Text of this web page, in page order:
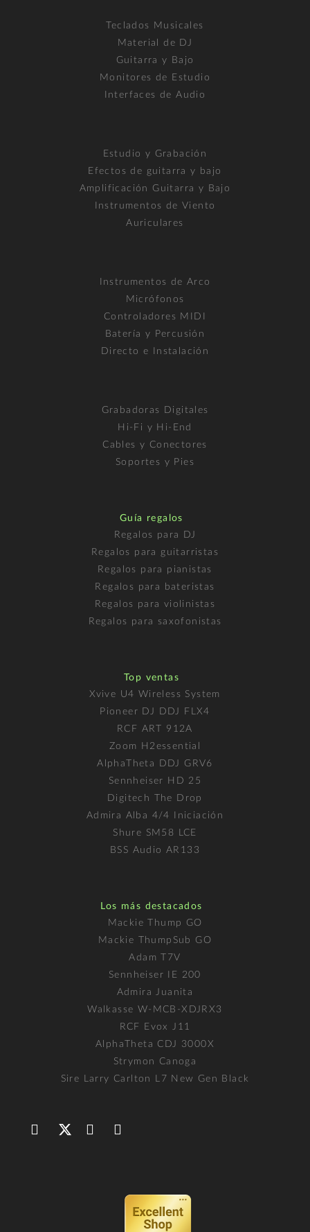
Teclados Musicales
Material de DJ
Guitarra y Bajo
Monitores de Estudio
Interfaces de Audio
Estudio y Grabación
Efectos de guitarra y bajo
Amplificación Guitarra y Bajo
Instrumentos de Viento
Auriculares
Instrumentos de Arco
Micrófonos
Controladores MIDI
Batería y Percusión
Directo e Instalación
Grabadoras Digitales
Hi-Fi y Hi-End
Cables y Conectores
Soportes y Pies
Guía regalos
Regalos para DJ
Regalos para guitarristas
Regalos para pianistas
Regalos para bateristas
Regalos para violinistas
Regalos para saxofonistas
Top ventas
Xvive U4 Wireless System
Pioneer DJ DDJ FLX4
RCF ART 912A
Zoom H2essential
AlphaTheta DDJ GRV6
Sennheiser HD 25
Digitech The Drop
Admira Alba 4/4 Iniciación
Shure SM58 LCE
BSS Audio AR133
Los más destacados
Mackie Thump GO
Mackie ThumpSub GO
Adam T7V
Sennheiser IE 200
Admira Juanita
Walkasse W-MCB-XDJRX3
RCF Evox J11
AlphaTheta CDJ 3000X
Strymon Canoga
Sire Larry Carlton L7 New Gen Black